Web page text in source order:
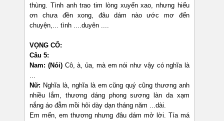
thùng. Tình anh trao tim lòng xuyến xao, nhưng hiếu
ơn chưa đền xong, đâu dám nào ước mơ đến
chuyện,... tình ....duyên ....
VỌNG CỔ:
Câu 5:
Nam: (Nói)Cô, à, ủa, mà em nói như vậy có nghĩa là
...
Nữ: Nghĩa là, nghĩa là em cũng quý cũng thương anh
nhiều lắm, thương dáng phong sương làn da xạm
nắng áo đẫm mồi hôi dày dạn tháng năm ...dài.
Em mến, em thương nhưng đâu dám mở lời. Tía má